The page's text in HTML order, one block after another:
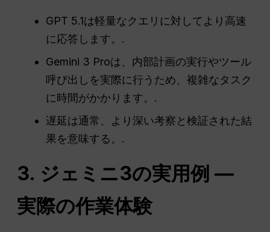
GPT 5.1は軽量なクエリに対してより高速
に応答します。.
Gemini 3 Proは、内部計画の実行やツール
呼び出しを実際に行うため、複雑なタスク
に時間がかかります。.
遅延は通常、より深い考察と検証された結
果を意味する。.
3. ジェミニ3の実用例 ―
実際の作業体験